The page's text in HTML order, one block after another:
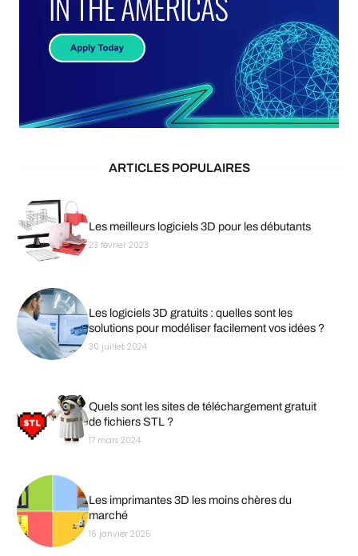
ARTICLES POPULAIRES
Les meilleurs logiciels 3D pour les débutants
23 février 2023
Les logiciels 3D gratuits : quelles sont les
solutions pour modéliser facilement vos idées ?
30 juillet 2024
Quels sont les sites de téléchargement gratuit
de fichiers STL ?
17 mars 2024
Les imprimantes 3D les moins chères du
marché
16 janvier 2025